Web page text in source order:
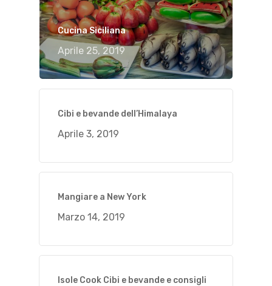
Cucina Siciliana
Aprile 25, 2019
Cibi e bevande dell’Himalaya
Aprile 3, 2019
Mangiare a New York
Marzo 14, 2019
Isole Cook Cibi e bevande e consigli